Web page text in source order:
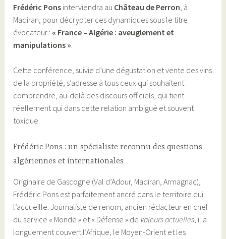
Frédéric Pons interviendra au Château de Perron , à
Madiran, pour décrypter ces dynamiques sous le titre
évocateur : « France – Algérie : aveuglement et
manipulations »
Cette conférence, suivie d’une dégustation et vente des vins
de la propriété, s’adresse à tous ceux qui souhaitent
comprendre, au-delà des discours officiels, qui tient
réellement qui dans cette relation ambiguë et souvent
toxique.
Frédéric Pons : un spécialiste reconnu des questions
algériennes et internationales
Originaire de Gascogne (Val d’Adour, Madiran, Armagnac),
Frédéric Pons est parfaitement ancré dans le territoire qui
l’accueille. Journaliste de renom, ancien rédacteur en chef
du service « Monde » et « Défense » de Valeurs actuelles, il a
longuement couvert l’Afrique, le Moyen-Orient et les